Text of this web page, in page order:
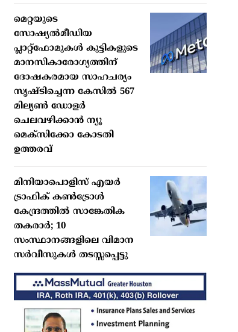
മെറ്റയുടെ
സോഷ്യല്‍മീഡിയ
പ്ലാറ്റ്‌ഫോമുകള്‍ കുട്ടികളുടെ
മാനസികാരോഗ്യത്തിന്
ദോഷകരമായ സാഹചര്യം
സൃഷ്ടിച്ചെന്ന കേസില്‍ 567
മില്യണ്‍ ഡോളര്‍
ചെലവഴിക്കാന്‍ ന്യൂ
മെക്‌സിക്കോ കോടതി
ഉത്തരവ്
മിനിയാപൊളിസ് എയര്‍
ട്രാഫിക് കണ്‍ട്രോള്‍
കേന്ദ്രത്തില്‍ സാങ്കേതിക
തകരാര്‍; 10
സംസ്ഥാനങ്ങളിലെ വിമാന
സര്‍വീസുകള്‍ തടസ്സപ്പെട്ടു